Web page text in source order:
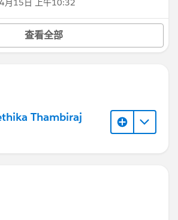
月15日 上午10:32
查看全部
Thambiraj